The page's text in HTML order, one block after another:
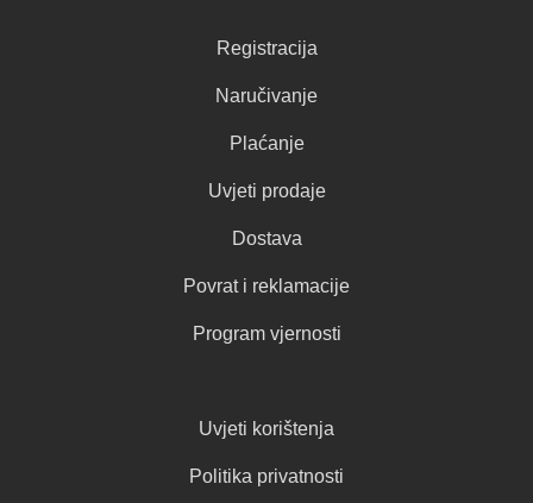
Registracija
Naručivanje
Plaćanje
Uvjeti prodaje
Dostava
Povrat i reklamacije
Program vjernosti
Uvjeti korištenja
Politika privatnosti